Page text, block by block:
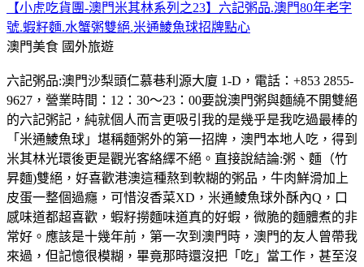
【小虎吃貨團-澳門米其林系列之23】六記粥品.澳門80年老字
號.蝦籽麵.水蟹粥雙絕.米通鯪魚球招牌點心
澳門美食 國外旅遊
六記粥品:澳門沙梨頭仁慕巷利源大廈 1-D，電話：+853 2855-
9627，營業時間：12：30～23：00要說澳門粥與麵繞不開雙絕
的六記粥記，純就個人而言更吸引我的是幾乎是我吃過最棒的
「米通鯪魚球」堪稱麵粥外的第一招牌，澳門本地人吃，得到
米其林光環後更是觀光客絡繹不絕。直接說結論:粥、麵（竹
昇麵)雙絕，好喜歡港澳這種熬到軟糊的粥品，牛肉鮮滑加上
皮蛋一整個過癮，可惜沒香菜XD，米通鯪魚球外酥內Q，口
感味道都超喜歡，蝦籽撈麵味道真的好蝦，微脆的麵體煮的非
常好。應該是十幾年前，第一次到澳門時，澳門的友人曾帶我
來過，但記憶很模糊，畢竟那時還沒把「吃」當工作，甚至沒